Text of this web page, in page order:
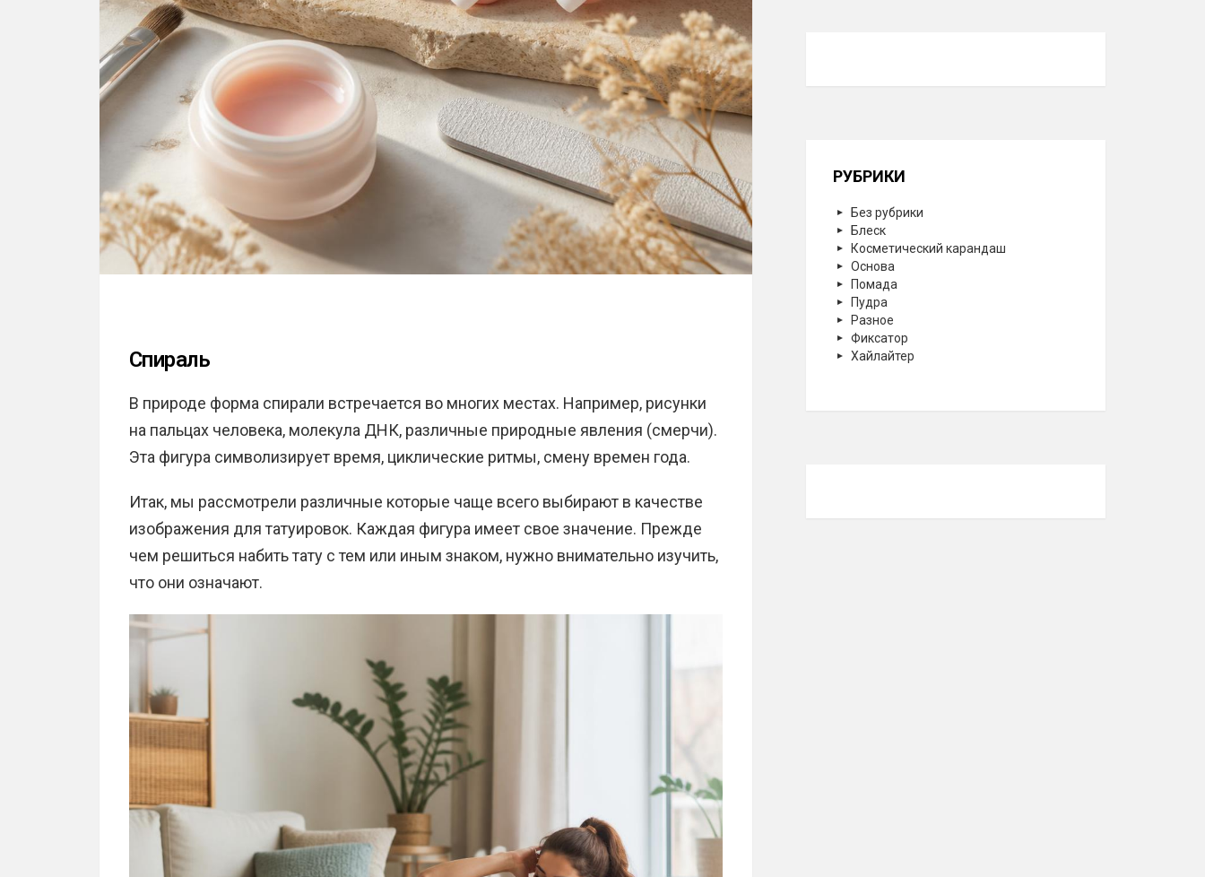
Спираль
В природе форма спирали встречается во многих местах. Например, рисунки
на пальцах человека, молекула ДНК, различные природные явления (смерчи).
Эта фигура символизирует время, циклические ритмы, смену времен года.
Итак, мы рассмотрели различные которые чаще всего выбирают в качестве
изображения для татуировок. Каждая фигура имеет свое значение. Прежде
чем решиться набить тату с тем или иным знаком, нужно внимательно изучить,
что они означают.
РУБРИКИ
Без рубрики
Блеск
Косметический карандаш
Основа
Помада
Пудра
Разное
Фиксатор
Хайлайтер